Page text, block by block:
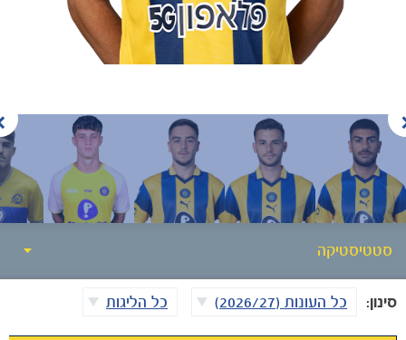
סטטיסטיקה
סטטיסטיקהסינון: כל העונות (2026/27) כל הליגות